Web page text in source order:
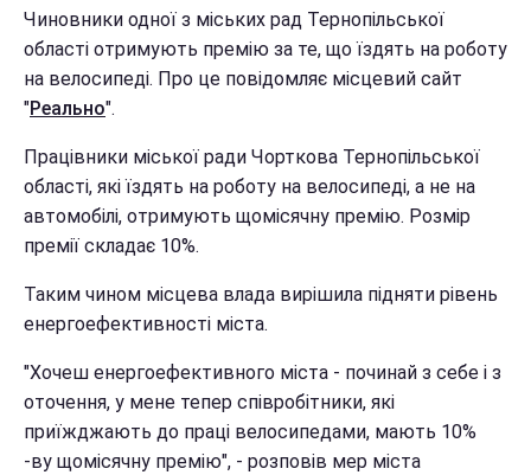
Чиновники одної з міських рад Тернопільської
області отримують премію за те, що їздять на роботу
на велосипеді. Про це повідомляє місцевий сайт
"Реально".
Працівники міської ради Чорткова Тернопільської
області, які їздять на роботу на велосипеді, а не на
автомобілі, отримують щомісячну премію. Розмір
премії складає 10%.
Таким чином місцева влада вирішила підняти рівень
енергоефективності міста.
"Хочеш енергоефективного міста - починай з себе і з
оточення, у мене тепер співробітники, які
приїжджають до праці велосипедами, мають 10%
-ву щомісячну премію", - розповів мер міста